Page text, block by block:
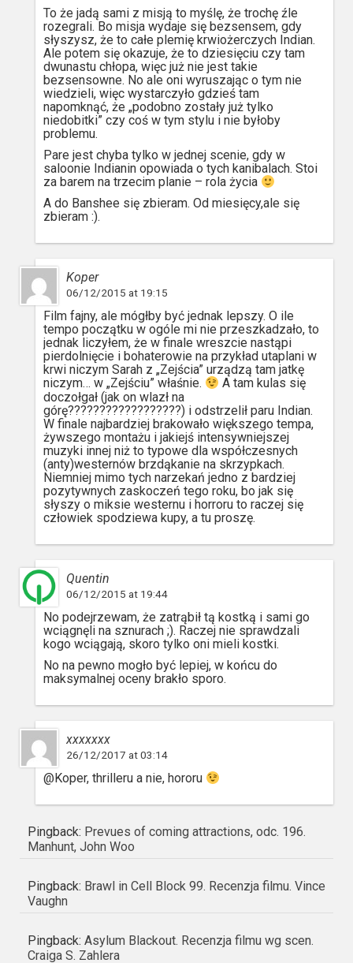
To że jadą sami z misją to myślę, że trochę źle
rozegrali. Bo misja wydaje się bezsensem, gdy
słyszysz, że to całe plemię krwiożerczych Indian.
Ale potem się okazuje, że to dziesięciu czy tam
dwunastu chłopa, więc już nie jest takie
bezsensowne. No ale oni wyruszając o tym nie
wiedzieli, więc wystarczyło gdzieś tam
napomknąć, że „podobno zostały już tylko
niedobitki” czy coś w tym stylu i nie byłoby
problemu.
Pare jest chyba tylko w jednej scenie, gdy w
saloonie Indianin opowiada o tych kanibalach. Stoi
za barem na trzecim planie – rola życia
A do Banshee się zbieram. Od miesięcy,ale się
zbieram :).
Koper
06/12/2015 at 19:15
Film fajny, ale mógłby być jednak lepszy. O ile
tempo początku w ogóle mi nie przeszkadzało, to
jednak liczyłem, że w finale wreszcie nastąpi
pierdolnięcie i bohaterowie na przykład utaplani w
krwi niczym Sarah z „Zejścia” urządzą tam jatkę
niczym… w „Zejściu” właśnie.
A tam kulas się
doczołgał (jak on wlazł na
górę??????????????????) i odstrzelił paru Indian.
W finale najbardziej brakowało większego tempa,
żywszego montażu i jakiejś intensywniejszej
muzyki innej niż to typowe dla współczesnych
(anty)westernów brzdąkanie na skrzypkach.
Niemniej mimo tych narzekań jedno z bardziej
pozytywnych zaskoczeń tego roku, bo jak się
słyszy o miksie westernu i horroru to raczej się
człowiek spodziewa kupy, a tu proszę.
Quentin
06/12/2015 at 19:44
No podejrzewam, że zatrąbił tą kostką i sami go
wciągnęli na sznurach ;). Raczej nie sprawdzali
kogo wciągają, skoro tylko oni mieli kostki.
No na pewno mogło być lepiej, w końcu do
maksymalnej oceny brakło sporo.
xxxxxxx
26/12/2017 at 03:14
@Koper, thrilleru a nie, hororu
Pingback: Prevues of coming attractions, odc. 196.
Manhunt, John Woo
Pingback: Brawl in Cell Block 99. Recenzja filmu. Vince
Vaughn
Pingback: Asylum Blackout. Recenzja filmu wg scen.
Craiga S. Zahlera